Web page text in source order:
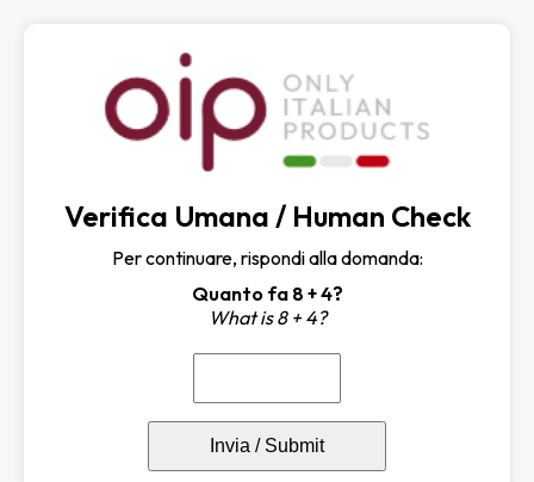
Verifica Umana / Human Check
Per continuare, rispondi alla domanda:
Quanto fa 8 + 4?
What is 8 + 4?
Invia / Submit